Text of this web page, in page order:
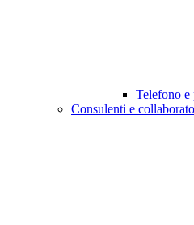
Telefono e
Consulenti e